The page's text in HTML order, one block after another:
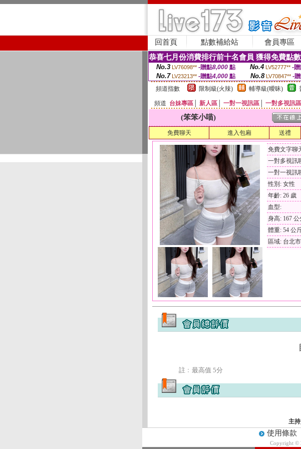
回首頁 點數補給站 會員專區
恭喜七月份消費排行前十名會員 獲得免費點
No.3 LV76098** -贈點8,000點 No.4 LV52777** -贈
No.7 LV23213** -贈點4,000 點 No.8 LV70847** -
頻道指數
限制級(火辣) 輔導級(曖昧)
頻道 台妹專區 新人區 一對一視訊區 一對多視訊區
(笨笨小喵)
免費聊天 進入包廂 送禮
免費文字聊
一對多視訊
一對一視訊
性別: 女性
年齡: 26 歲
血型:
身高: 167 公
體重: 54 公
區域: 台北市
註﹕最高值 5分
主
使用條款
Copyright ©